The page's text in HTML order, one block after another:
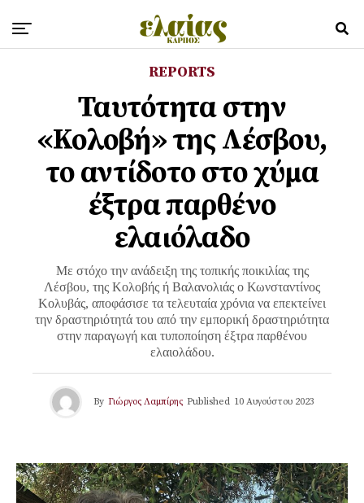
REPORTS
Ταυτότητα στην
«Κολοβή» της Λέσβου,
το αντίδοτο στο χύμα
έξτρα παρθένο
ελαιόλαδο
Με στόχο την ανάδειξη της τοπικής ποικιλίας της
Λέσβου, της Κολοβής ή Βαλανολιάς ο Κωνσταντίνος
Κολυβάς, αποφάσισε τα τελευταία χρόνια να επεκτείνει
την δραστηριότητά του από την εμπορική δραστηριότητα
στην παραγωγή και τυποποίηση έξτρα παρθένου
ελαιολάδου.
By Γιώργος Λαμπίρης Published 10 Αυγούστου 2023